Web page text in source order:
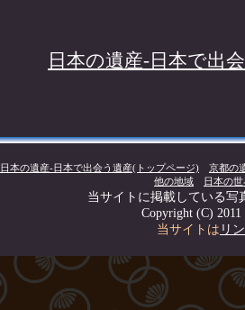
日本の遺産-日本で出
日本の遺産-日本で出会う遺産(トップページ)
京都の
他の地域
日本の
当サイトに掲載している
Copyright (C)
当サイトは リ